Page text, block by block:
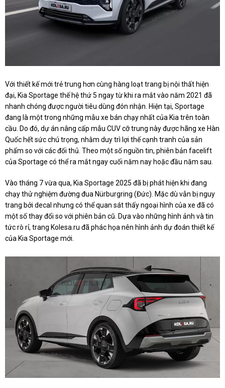
Với thiết kế mới trẻ trung hơn cùng hàng loạt trang bị nội thất hiện
đại, Kia Sportage thế hệ thứ 5 ngay từ khi ra mắt vào năm 2021 đã
nhanh chóng được người tiêu dùng đón nhận. Hiện tại, Sportage
đang là một trong những mẫu xe bán chạy nhất của Kia trên toàn
cầu. Do đó, dự án nâng cấp mẫu CUV cỡ trung này được hãng xe Hàn
Quốc hết sức chú trọng, nhằm duy trì lợi thế cạnh tranh của sản
phẩm so với các đối thủ. Theo một số nguồn tin, phiên bản facelift
của Sportage có thể ra mắt ngay cuối năm nay hoặc đầu năm sau.
Vào tháng 7 vừa qua, Kia Sportage 2025 đã bị phát hiện khi đang
chạy thử nghiệm đường đua Nürburgring (Đức). Mặc dù vẫn bị nguy
trang bởi decal nhưng có thể quan sát thấy ngoại hình của xe đã có
một số thay đổi so với phiên bản cũ. Dựa vào những hình ảnh và tin
tức rò rỉ, trang Kolesa.ru đã phác họa nên hình ảnh dự đoán thiết kế
của Kia Sportage mới.